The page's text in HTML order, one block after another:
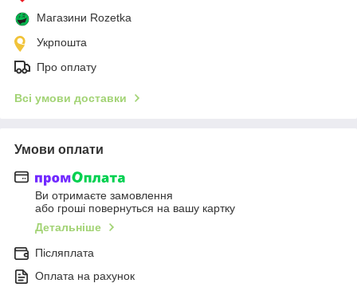
Магазини Rozetka
Укрпошта
Про оплату
Всі умови доставки
Умови оплати
Ви отримаєте замовлення
або гроші повернуться на вашу картку
Детальніше
Післяплата
Оплата на рахунок